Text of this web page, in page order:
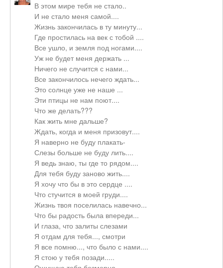
В этом мире тебя не стало..
И не стало меня самой....
Жизнь закончилась в ту минуту...
Где простилась на век с тобой ....
Все ушло, и земля под ногами....
Уж не будет меня держать ...
Ничего не случится с нами...
Все закончилось нечего ждать...
Это солнце уже не наше ...
Эти птицы не нам поют....
Что же делать???
Как жить мне дальше?
Ждать, когда и меня призовут....
Я наверно не буду плакать-
Слезы больше не буду лить....
Я ведь знаю, ты где то рядом....
Для тебя буду заново жить....
Я хочу что бы в это сердце ....
Что стучится в моей груди....
Жизнь твоя поселилась навечно...
Что бы радость была впереди...
И глаза, что залиты слезами
Я отдам для тебя..., смотри
Я все помню..., что было с нами....
Я стою у тебя позади.....